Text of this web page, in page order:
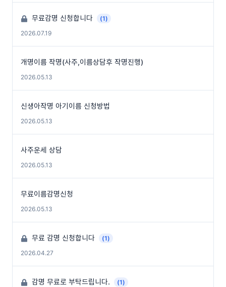
무료감명 신청합니다
(1)
2026.07.19
개명이름 작명(사주,이름상담후 작명진행)
2026.05.13
신생아작명 아기이름 신청방법
2026.05.13
사주운세 상담
2026.05.13
무료이름감명신청
2026.05.13
무료 감명 신청합니다
(1)
2026.04.27
감명 무료로 부탁드립니다.
(1)